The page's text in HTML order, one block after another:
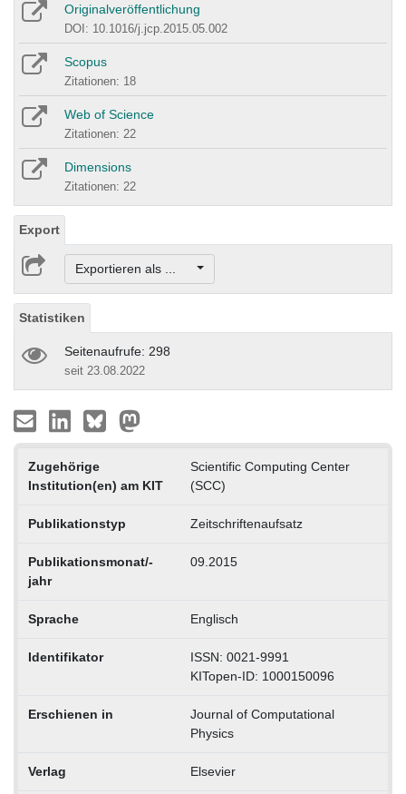
Originalveröffentlichung
DOI: 10.1016/j.jcp.2015.05.002
Scopus
Zitationen: 18
Web of Science
Zitationen: 22
Dimensions
Zitationen: 22
Export
Exportieren als ...
Statistiken
Seitenaufrufe: 298
seit 23.08.2022
Zugehörige
Institution(en) am KIT
Scientific Computing Center
(SCC)
Publikationstyp Zeitschriftenaufsatz
Publikationsmonat/-
jahr
09.2015
Sprache Englisch
Identifikator
ISSN: 0021-9991
KITopen-ID: 1000150096
Erschienen in
Journal of Computational
Physics
Verlag Elsevier